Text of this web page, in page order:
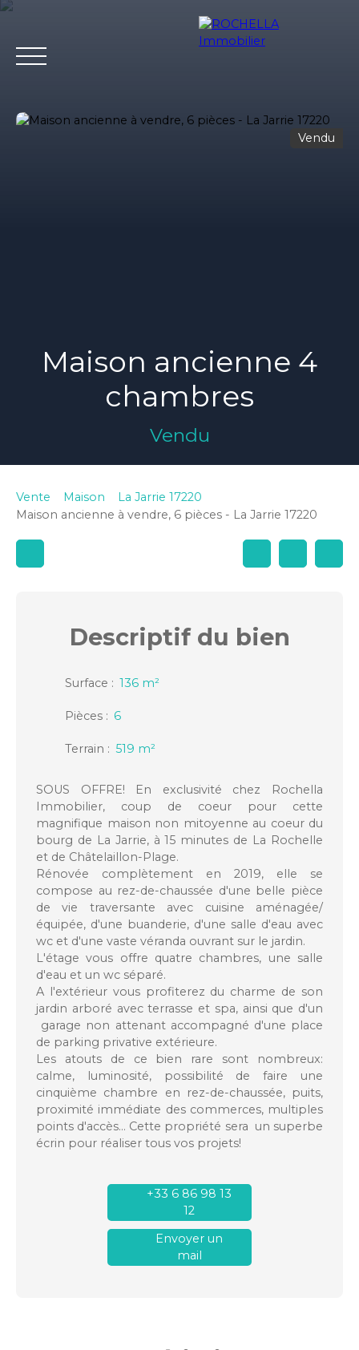
Vendu
Maison ancienne 4
chambres
Vendu
Vente Maison
La Jarrie 17220
Maison ancienne à vendre, 6 pièces - La Jarrie 17220
Descriptifdu bien
Surface : 136 m²
Pièces : 6
Terrain : 519 m²
SOUS OFFRE! En exclusivité chez Rochella
Immobilier, coup de coeur pour cette
magnifique maison non mitoyenne au coeur du
bourg de La Jarrie, à 15 minutes de La Rochelle
et de Châtelaillon-Plage.
Rénovée complètement en 2019, elle se
compose au rez-de-chaussée d'une belle pièce
de vie traversante avec cuisine aménagée/
équipée, d'une buanderie, d'une salle d'eau avec
wc et d'une vaste véranda ouvrant sur le jardin.
L'étage vous offre quatre chambres, une salle
d'eau et un wc séparé.
A l'extérieur vous profiterez du charme de son
jardin arboré avec terrasse et spa, ainsi que d'un
garage non attenant accompagné d'une place
de parking privative extérieure.
Les atouts de ce bien rare sont nombreux:
calme, luminosité, possibilité de faire une
cinquième chambre en rez-de-chaussée, puits,
proximité immédiate des commerces, multiples
points d'accès... Cette propriété sera un superbe
écrin pour réaliser tous vos projets!
+33 6 86 98 13
12
Envoyer un
mail